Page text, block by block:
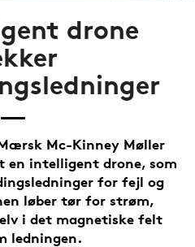
drone
Mc-Kinney Møller
intelligent drone, som
for fejl og
løber tør for strøm,
i det magnetiske felt
ledningen.